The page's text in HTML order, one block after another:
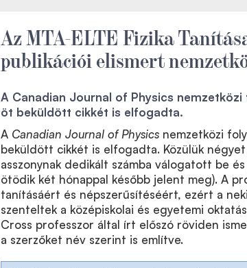
Az MTA-ELTE Fizika
publikációi elismert
A Canadian Journal of Physics
öt beküldött cikkét is elfogadta.
A Canadian Journal of Physics nemzetközi
beküldött cikkét is elfogadta. Közülük
asszonynak dedikált számba válogatott be
ötödik két hónappal később jelent meg). A
tanításáért és népszerűsítéséért, ezért a
szenteltek a középiskolai és egyetemi
Cross professzor által írt előszó röviden
a szerzőket név szerint is említve.